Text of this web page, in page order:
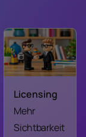
Licensing
Mehr
Sichtbarkeit